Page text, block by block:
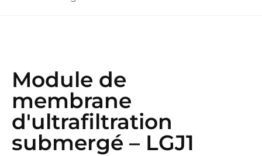
Module de
membrane
d'ultrafiltration
submergé – LGJ1